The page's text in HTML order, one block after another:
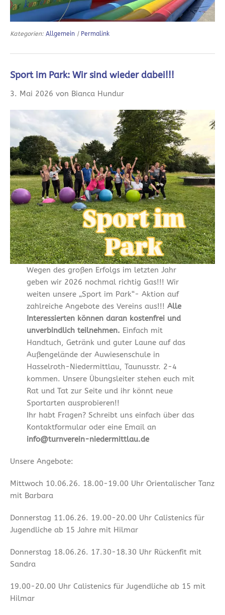
Kategorien: Allgemein | Permalink
Sport im Park: Wir sind wieder dabei!!!
3. Mai 2026 von Bianca Hundur
Wegen des großen Erfolgs im letzten Jahr
geben wir 2026 nochmal richtig Gas!!! Wir
weiten unsere „Sport im Park“- Aktion auf
zahlreiche Angebote des Vereins aus!!! Alle
Interessierten können daran kostenfrei und
unverbindlich teilnehmen. Einfach mit
Handtuch, Getränk und guter Laune auf das
Außengelände der Auwiesenschule in
Hasselroth-Niedermittlau, Taunusstr. 2-4
kommen. Unsere Übungsleiter stehen euch mit
Rat und Tat zur Seite und ihr könnt neue
Sportarten ausprobieren!!
Ihr habt Fragen? Schreibt uns einfach über das
Kontaktformular oder eine Email an
info@turnverein-niedermittlau.de
Unsere Angebote:
Mittwoch 10.06.26. 18.00-19.00 Uhr Orientalischer Tanz
mit Barbara
Donnerstag 11.06.26. 19.00-20.00 Uhr Calistenics für
Jugendliche ab 15 Jahre mit Hilmar
Donnerstag 18.06.26. 17.30-18.30 Uhr Rückenfit mit
Sandra
19.00-20.00 Uhr Calistenics für Jugendliche ab 15 mit
Hilmar